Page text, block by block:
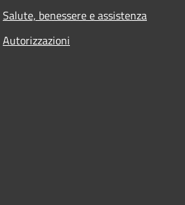
Salute, benessere e assistenza
Autorizzazioni